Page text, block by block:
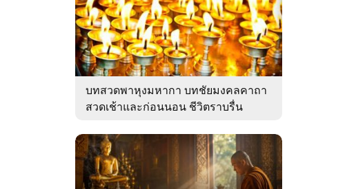
บทสวดพาหุงมหากา บทชัยมงคลคาถา
สวดเช้าและก่อนนอน ชีวิตราบรื่น